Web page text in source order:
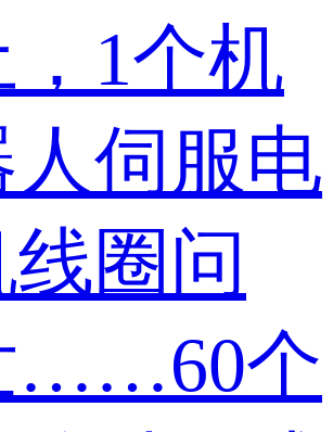
，1个机
人伺服电
圈问
……60个